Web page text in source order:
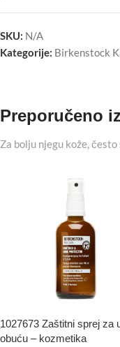
SKU: N/A
Kategorije: Birkenstock
Preporučeno
Za bolju njegu kože,
1027673 Zaštitni sprej za
obuću – kozmetika